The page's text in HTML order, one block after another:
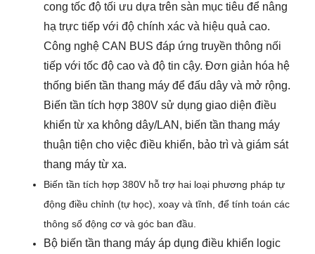
cong tốc độ tối ưu dựa trên sàn mục tiêu để nâng
hạ trực tiếp với độ chính xác và hiệu quả cao.
Công nghệ CAN BUS đáp ứng truyền thông nối
tiếp với tốc độ cao và độ tin cậy. Đơn giản hóa hệ
thống biến tần thang máy để đấu dây và mở rộng.
Biến tần tích hợp 380V sử dụng giao diện điều
khiển từ xa không dây/LAN, biến tần thang máy
thuận tiện cho việc điều khiển, bảo trì và giám sát
thang máy từ xa.
Biến tần tích hợp 380V hỗ trợ hai loại phương pháp tự
động điều chỉnh (tự học), xoay và tĩnh, để tính toán các
thông số động cơ và góc ban đầu.
Bộ biến tần thang máy áp dụng điều khiển logic